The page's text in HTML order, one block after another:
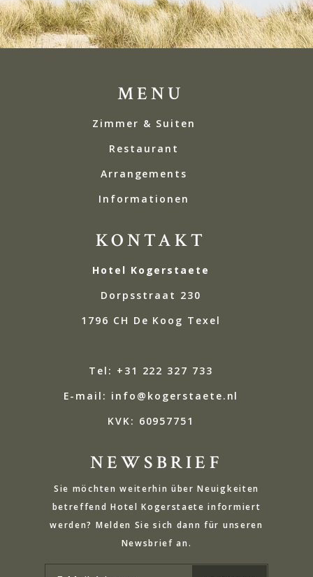
MENU
Zimmer & Suiten
Restaurant
Arrangements
Informationen
KONTAKT
Hotel Kogerstaete
Dorpsstraat 230
1796 CH De Koog Texel
Tel: +31 222 327 733
E-mail: info@kogerstaete.nl
KVK: 60957751
NEWSBRIEF
Sie möchten weiterhin über Neuigkeiten
betreffend Hotel Kogerstaete informiert
werden? Melden Sie sich dann für unseren
Newsbrief an.